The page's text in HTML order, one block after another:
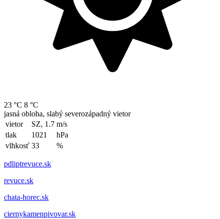
23 °C 8 °C
jasná obloha, slabý severozápadný vietor
vietor
SZ, 1.7 m/s
tlak
1021
hPa
vlhkosť 33 %
pdliptrevuce.sk
revuce.sk
chata-horec.sk
ciernykamenpivovar.sk